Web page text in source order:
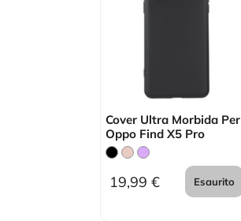
Cover Ultra Morbida Per
Oppo Find X5 Pro
19,99 € Esaurito